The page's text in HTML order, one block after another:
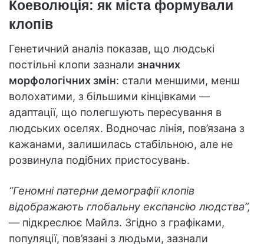
Коеволюція: як міста формували
клопів
Генетичний аналіз показав, що людські
постільні клопи зазнали значних
морфологічних змін: стали меншими, менш
волохатими, з більшими кінцівками —
адаптації, що полегшують пересування в
людських оселях. Водночас лінія, пов’язана з
кажанами, залишилась стабільною, але не
розвинула подібних пристосувань.
“Геномні патерни демографії клопів
відображають глобальну експансію людства”,
— підкреслює Майлз. Згідно з графіками,
популяції, пов’язані з людьми, зазнали